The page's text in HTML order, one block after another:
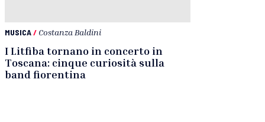
MUSICA/ Costanza Baldini
I Litfiba tornano in concerto in
Toscana: cinque curiosità sulla
band fiorentina